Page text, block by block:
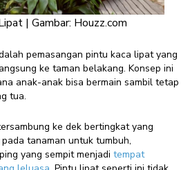
| Gambar: Houzz.com
pemasangan pintu kaca lipat yang
ke taman belakang. Konsep ini
anak-anak bisa bermain sambil tetap
tua.
ke dek bertingkat yang
tanaman untuk tumbuh,
yang sempit menjadi tempat